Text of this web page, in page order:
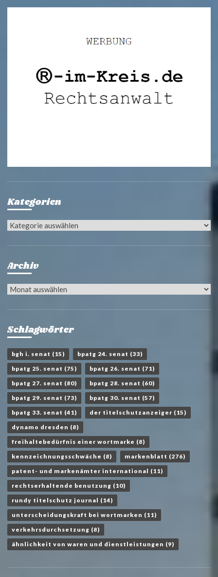
Kategorien
Kategorien
Archiv
Archiv
Schlagwörter
bgh i. senat (15) bpatg 24. senat (33)
bpatg 25. senat (75) bpatg 26. senat (71)
bpatg 27. senat (80) bpatg 28. senat (60)
bpatg 29. senat (73) bpatg 30. senat (57)
bpatg 33. senat (41) der titelschutzanzeiger (15)
dynamo dresden (8)
freihaltebedürfnis einer wortmarke (8)
kennzeichnungsschwäche (8) markenblatt (276)
patent- und markenämter international (11)
rechtserhaltende benutzung (10)
rundy titelschutz journal (14)
unterscheidungskraft bei wortmarken (11)
verkehrsdurchsetzung (8)
ähnlichkeit von waren und dienstleistungen (9)